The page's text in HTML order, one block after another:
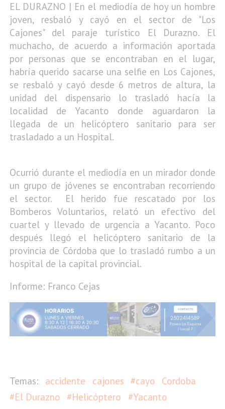
EL DURAZNO | En el mediodía de hoy un hombre
joven, resbaló y cayó en el sector de "Los
Cajones" del paraje turístico El Durazno. El
muchacho, de acuerdo a información aportada
por personas que se encontraban en el lugar,
habría querido sacarse una selfie en Los Cajones,
se resbaló y cayó desde 6 metros de altura, la
unidad del dispensario lo trasladó hacía la
localidad de Yacanto donde aguardaron la
llegada de un helicóptero sanitario para ser
trasladado a un Hospital.
Ocurrió durante el mediodía en un mirador donde
un grupo de jóvenes se encontraban recorriendo
el sector. El herido fue rescatado por los
Bomberos Voluntarios, relató un efectivo del
cuartel y llevado de urgencia a Yacanto. Poco
después llegó el helicóptero sanitario de la
provincia de Córdoba que lo trasladó rumbo a un
hospital de la capital provincial.
Informe: Franco Cejas
accidente cajones #cayo
Cordoba
#El Durazno #Helicóptero #Yacanto